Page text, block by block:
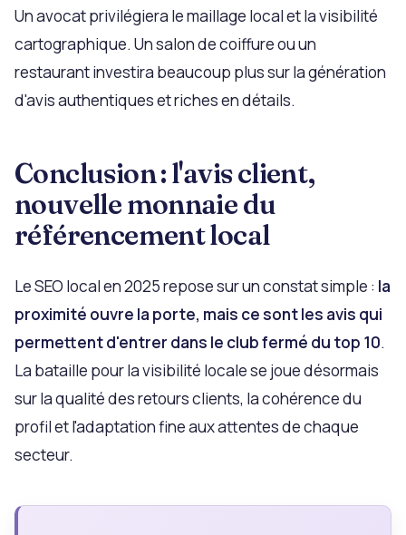
Un avocat privilégiera le maillage local et la visibilité
cartographique. Un salon de coiffure ou un
restaurant investira beaucoup plus sur la génération
d'avis authentiques et riches en détails.
Conclusion : l'avis client,
nouvelle monnaie du
référencement local
Le SEO local en 2025 repose sur un constat simple : la
proximité ouvre la porte, mais ce sont les avis qui
permettent d'entrer dans le club fermé du top 10.
La bataille pour la visibilité locale se joue désormais
sur la qualité des retours clients, la cohérence du
profil et l'adaptation fine aux attentes de chaque
secteur.